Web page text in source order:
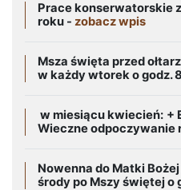
Prace konserwatorskie
roku - zobacz wpis
Msza święta przed
w każdy wtorek o godz.
w miesiącu kwiecień: +
Wieczne odpoczywanie
Nowenna do Matki
środy po Mszy świętej o